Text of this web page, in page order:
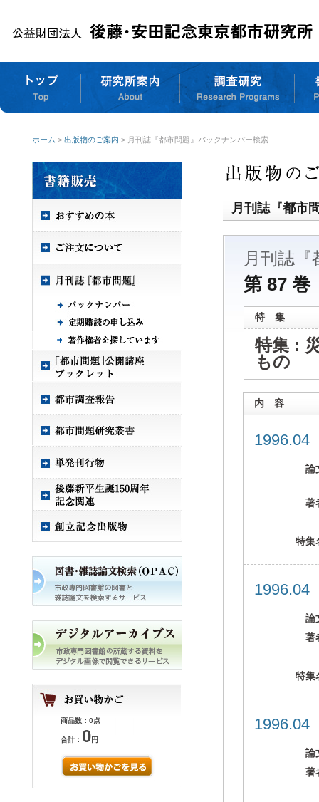
ホーム > 出版物のご案内 > 月刊誌『都市問題』バックナンバー検索
商品数：0点
合計： 0円
月刊誌『都市
月刊誌『
第 87
特 集
特集 :
もの
内 容
論
著
特集
論
著
特集
論
著